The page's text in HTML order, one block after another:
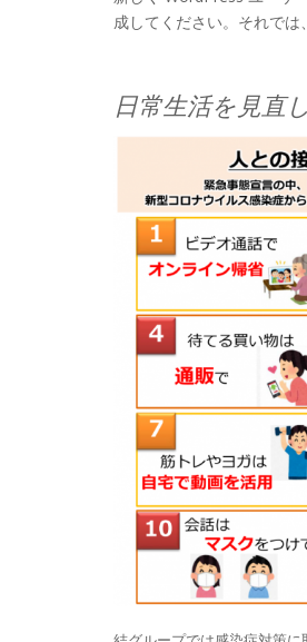
成してください。それでは
日常生活を見直